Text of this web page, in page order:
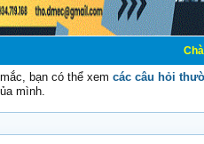
Chào mừng
bạn có thể xem các câu hỏi
mình.